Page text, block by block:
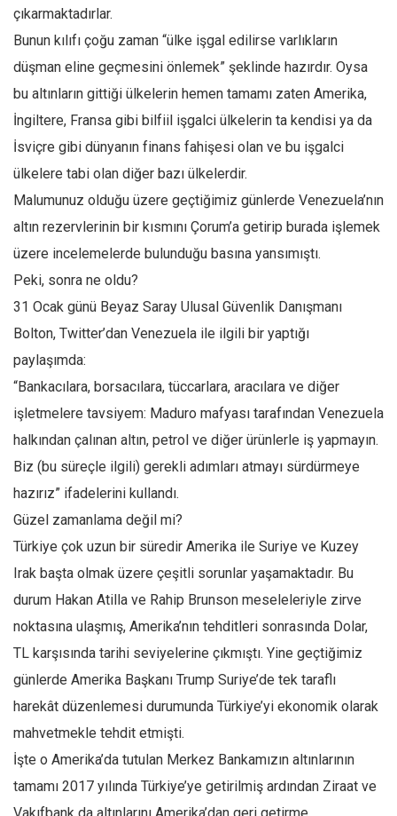
Abir E. Nahas
Amina S. Jenenkovic
Bağdagül Öz
Esra Elönü
» Yazar arşivi
Bu Sayı
Kategoriler
Kültür Sanat
Kitap
Karisi kitap sualleri
7 soruda bu hafta
Ekonomi
Sağlık
Gıda-Beslenme
Hayat
Türkiye
Siyaset
Dünya
Avrupa
Asya
Avustralya
çıkarmaktadırlar.
Bunun kılıfı çoğu zaman “ülke işgal edilirse varlıkların
düşman eline geçmesini önlemek” şeklinde hazırdır. Oysa
bu altınların gittiği ülkelerin hemen tamamı zaten Amerika,
İngiltere, Fransa gibi bilfiil işgalci ülkelerin ta kendisi ya da
İsviçre gibi dünyanın finans fahişesi olan ve bu işgalci
ülkelere tabi olan diğer bazı ülkelerdir.
Malumunuz olduğu üzere geçtiğimiz günlerde Venezuela’nın
altın rezervlerinin bir kısmını Çorum’a getirip burada işlemek
üzere incelemelerde bulunduğu basına yansımıştı.
Peki, sonra ne oldu?
31 Ocak günü Beyaz Saray Ulusal Güvenlik Danışmanı
Bolton, Twitter’dan Venezuela ile ilgili bir yaptığı
paylaşımda:
“Bankacılara, borsacılara, tüccarlara, aracılara ve diğer
işletmelere tavsiyem: Maduro mafyası tarafından Venezuela
halkından çalınan altın, petrol ve diğer ürünlerle iş yapmayın.
Biz (bu süreçle ilgili) gerekli adımları atmayı sürdürmeye
hazırız” ifadelerini kullandı.
Güzel zamanlama değil mi?
Türkiye çok uzun bir süredir Amerika ile Suriye ve Kuzey
Irak başta olmak üzere çeşitli sorunlar yaşamaktadır. Bu
durum Hakan Atilla ve Rahip Brunson meseleleriyle zirve
noktasına ulaşmış, Amerika’nın tehditleri sonrasında Dolar,
TL karşısında tarihi seviyelerine çıkmıştı. Yine geçtiğimiz
günlerde Amerika Başkanı Trump Suriye’de tek taraflı
harekât düzenlemesi durumunda Türkiye’yi ekonomik olarak
mahvetmekle tehdit etmişti.
İşte o Amerika’da tutulan Merkez Bankamızın altınlarının
tamamı 2017 yılında Türkiye’ye getirilmiş ardından Ziraat ve